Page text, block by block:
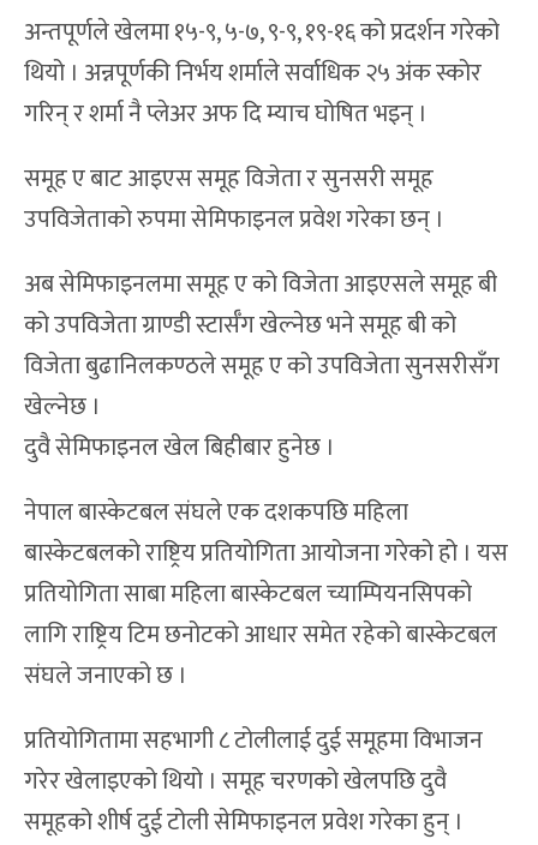
अन्तपूर्णले खेलमा १५-९, ५-७, ९-९, १९-१६ को प्रदर्शन गरेको
थियो । अन्नपूर्णकी निर्भय शर्माले सर्वाधिक २५ अंक स्कोर
गरिन् र शर्मा नै प्लेअर अफ दि म्याच घोषित भइन् ।
समूह ए बाट आइएस समूह विजेता र सुनसरी समूह
उपविजेताको रुपमा सेमिफाइनल प्रवेश गरेका छन् ।
अब सेमिफाइनलमा समूह ए को विजेता आइएसले समूह बी
को उपविजेता ग्राण्डी स्टार्सँग खेल्नेछ भने समूह बी को
विजेता बुढानिलकण्ठले समूह ए को उपविजेता सुनसरीसँग
खेल्नेछ ।
दुवै सेमिफाइनल खेल बिहीबार हुनेछ ।
नेपाल बास्केटबल संघले एक दशकपछि महिला
बास्केटबलको राष्ट्रिय प्रतियोगिता आयोजना गरेको हो । यस
प्रतियोगिता साबा महिला बास्केटबल च्याम्पियनसिपको
लागि राष्ट्रिय टिम छनोटको आधार समेत रहेको बास्केटबल
संघले जनाएको छ ।
प्रतियोगितामा सहभागी ८ टोलीलाई दुई समूहमा विभाजन
गरेर खेलाइएको थियो । समूह चरणको खेलपछि दुवै
समूहको शीर्ष दुई टोली सेमिफाइनल प्रवेश गरेका हुन् ।